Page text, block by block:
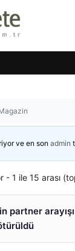
ve en son admin
- 1 ile 15 arası
partner